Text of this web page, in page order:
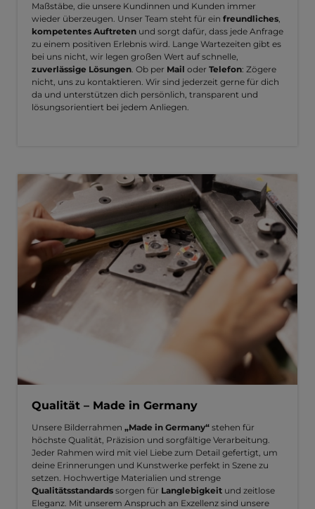
Maßstäbe, die unsere Kundinnen und Kunden immer
wieder überzeugen. Unser Team steht für ein freundliches,
kompetentes Auftreten und sorgt dafür, dass jede Anfrage
zu einem positiven Erlebnis wird. Lange Wartezeiten gibt es
bei uns nicht, wir legen großen Wert auf schnelle,
zuverlässige Lösungen. Ob per Mail oder Telefon: Zögere
nicht, uns zu kontaktieren. Wir sind jederzeit gerne für dich
da und unterstützen dich persönlich, transparent und
lösungsorientiert bei jedem Anliegen.
Qualität – Made in Germany
Unsere Bilderrahmen „Made in Germany“ stehen für
höchste Qualität, Präzision und sorgfältige Verarbeitung.
Jeder Rahmen wird mit viel Liebe zum Detail gefertigt, um
deine Erinnerungen und Kunstwerke perfekt in Szene zu
setzen. Hochwertige Materialien und strenge
Qualitätsstandards sorgen für Langlebigkeit und zeitlose
Eleganz. Mit unserem Anspruch an Exzellenz sind unsere